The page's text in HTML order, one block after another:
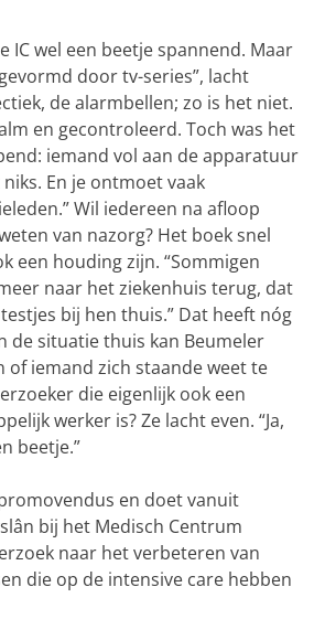
IC wel een beetje spannend. Maar
door tv-series”, lacht
de alarmbellen; zo is het niet.
en gecontroleerd. Toch was het
iemand vol aan de apparatuur
En je ontmoet vaak
Wil iedereen na afloop
van nazorg? Het boek snel
een houding zijn. “Sommigen
naar het ziekenhuis terug, dat
bij hen thuis.” Dat heeft nóg
de situatie thuis kan Beumeler
of iemand zich staande weet te
die eigenlijk ook een
werker is? Ze lacht even. “Ja,
beetje.”
en doet vanuit
bij het Medisch Centrum
naar het verbeteren van
die op de intensive care hebben